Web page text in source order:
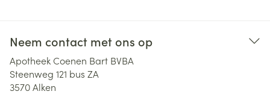
Neem contact met ons op
Apotheek Coenen Bart BVBA
Steenweg 121 bus ZA
3570Alken